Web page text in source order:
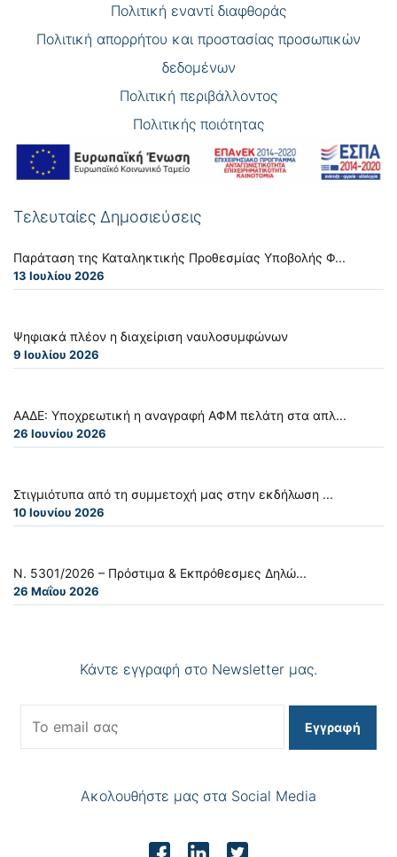
Πολιτική εναντί διαφθοράς
Πολιτική απορρήτου και προστασίας προσωπικών
δεδομένων
Πολιτική περιβάλλοντος
Πολιτικής ποιότητας
Τελευταίες Δημοσιεύσεις
Παράταση της Καταληκτικής Προθεσμίας Υποβολής Φ...
13 Ιουλίου 2026
Ψηφιακά πλέον η διαχείριση ναυλοσυμφώνων
9 Ιουλίου 2026
ΑΑΔΕ: Υποχρεωτική η αναγραφή ΑΦΜ πελάτη στα απλ...
26 Ιουνίου 2026
Στιγμιότυπα από τη συμμετοχή μας στην εκδήλωση ...
10 Ιουνίου 2026
Ν. 5301/2026 – Πρόστιμα & Εκπρόθεσμες Δηλώ...
26 Μαΐου 2026
Κάντε εγγραφή στο Newsletter μας.
Εγγραφή
Ακολουθήστε μας στα Social Media